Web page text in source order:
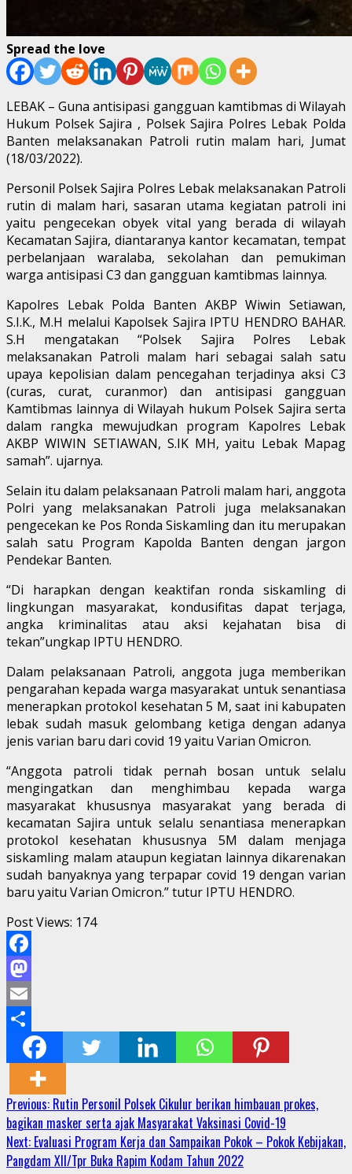
Spread the love
LEBAK – Guna antisipasi gangguan kamtibmas di Wilayah
Hukum Polsek Sajira , Polsek Sajira Polres Lebak Polda
Banten melaksanakan Patroli rutin malam hari, Jumat
(18/03/2022).
Personil Polsek Sajira Polres Lebak melaksanakan Patroli
rutin di malam hari, sasaran utama kegiatan patroli ini
yaitu pengecekan obyek vital yang berada di wilayah
Kecamatan Sajira, diantaranya kantor kecamatan, tempat
perbelanjaan waralaba, sekolahan dan pemukiman
warga antisipasi C3 dan gangguan kamtibmas lainnya.
Kapolres Lebak Polda Banten AKBP Wiwin Setiawan,
S.I.K., M.H melalui Kapolsek Sajira IPTU HENDRO BAHAR.
S.H mengatakan “Polsek Sajira Polres Lebak
melaksanakan Patroli malam hari sebagai salah satu
upaya kepolisian dalam pencegahan terjadinya aksi C3
(curas, curat, curanmor) dan antisipasi gangguan
Kamtibmas lainnya di Wilayah hukum Polsek Sajira serta
dalam rangka mewujudkan program Kapolres Lebak
AKBP WIWIN SETIAWAN, S.IK MH, yaitu Lebak Mapag
samah”. ujarnya.
Selain itu dalam pelaksanaan Patroli malam hari, anggota
Polri yang melaksanakan Patroli juga melaksanakan
pengecekan ke Pos Ronda Siskamling dan itu merupakan
salah satu Program Kapolda Banten dengan jargon
Pendekar Banten.
“Di harapkan dengan keaktifan ronda siskamling di
lingkungan masyarakat, kondusifitas dapat terjaga,
angka kriminalitas atau aksi kejahatan bisa di
tekan”ungkap IPTU HENDRO.
Dalam pelaksanaan Patroli, anggota juga memberikan
pengarahan kepada warga masyarakat untuk senantiasa
menerapkan protokol kesehatan 5 M, saat ini kabupaten
lebak sudah masuk gelombang ketiga dengan adanya
jenis varian baru dari covid 19 yaitu Varian Omicron.
“Anggota patroli tidak pernah bosan untuk selalu
mengingatkan dan menghimbau kepada warga
masyarakat khususnya masyarakat yang berada di
kecamatan Sajira untuk selalu senantiasa menerapkan
protokol kesehatan khususnya 5M dalam menjaga
siskamling malam ataupun kegiatan lainnya dikarenakan
sudah banyaknya yang terpapar covid 19 dengan varian
baru yaitu Varian Omicron.” tutur IPTU HENDRO.
Post Views: 174
Facebook
Mastodon
Email
Share
Continue
Reading
Previous: Rutin Personil Polsek Cikulur berikan himbauan prokes,
bagikan masker serta ajak Masyarakat Vaksinasi Covid-19
Next: Evaluasi Program Kerja dan Sampaikan Pokok – Pokok Kebijakan,
Pangdam XII/Tpr Buka Rapim Kodam Tahun 2022